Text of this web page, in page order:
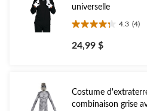
universelle
4.3 (4)
4.3
étoile(s)
sur
24,99 $
Costume
combinaison grise